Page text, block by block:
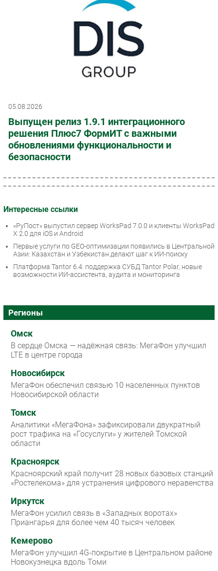
05.08.2026
Выпущен релиз 1.9.1 интеграционного
решения Плюс7 ФормИТ с важными
обновлениями функциональности и
безопасности
Интересные ссылки
«РуПост» выпустил сервер WorksPad 7.0.0 и клиенты WorksPad
X 2.0 для iOS и Android
Первые услуги по GEO-оптимизации появились в Центральной
Азии: Казахстан и Узбекистан делают шаг к ИИ-поиску
Платформа Tantor 6.4: поддержка СУБД Tantor Polar, новые
возможности ИИ-ассистента, аудита и мониторинга
Регионы
Омск
В сердце Омска — надёжная связь: МегаФон улучшил
LTE в центре города
Новосибирск
МегаФон обеспечил связью 10 населенных пунктов
Новосибирской области
Томск
Аналитики «МегаФона» зафиксировали двукратный
рост трафика на «Госуслуги» у жителей Томской
области
Красноярск
Красноярский край получит 28 новых базовых станций
«Ростелекома» для устранения цифрового неравенства
Иркутск
МегаФон усилил связь в «Западных воротах»
Приангарья для более чем 40 тысяч человек
Кемерово
МегаФон улучшил 4G-покрытие в Центральном районе
Новокузнецка вдоль Томи